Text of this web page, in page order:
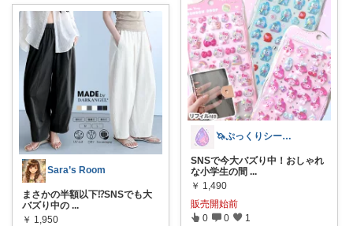
Sara’s Room
まさかの半額以下⁉️SNSでも大
バズり中の ...
￥ 1,950
🦄ぷっくりシール屋さん🍬
SNSで今大バズり中！おしゃれ
な小学生の間 ...
￥ 1,490
販売開始前
0 0 1